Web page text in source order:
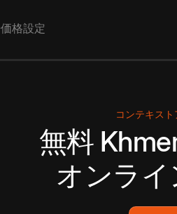
価格設定
コンテキス
無料
オンライ